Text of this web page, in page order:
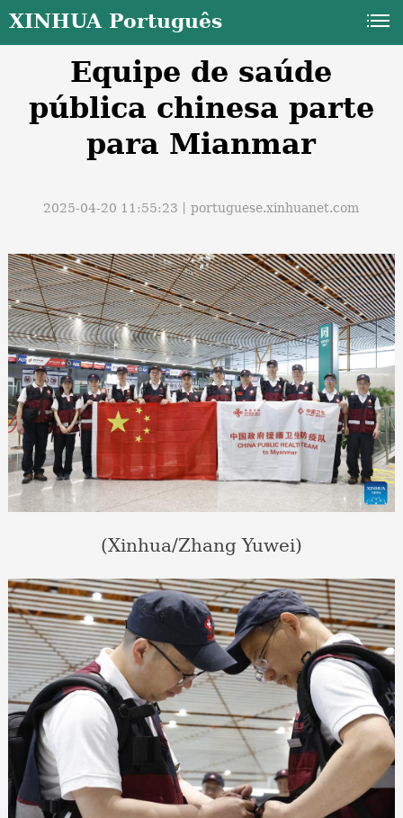
XINHUA Português
Equipe de saúde
pública chinesa parte
para Mianmar
2025-04-20 11:55:23丨portuguese.xinhuanet.com
(Xinhua/Zhang Yuwei)